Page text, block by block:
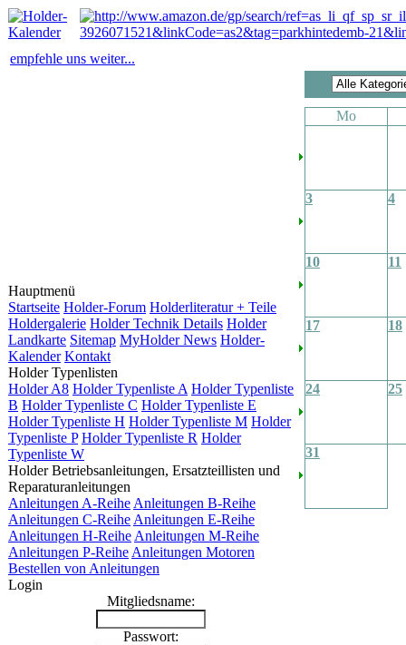
empfehle uns weiter...
Hauptmenü
Startseite Holder-Forum Holderliteratur + Teile
Holdergalerie Holder Technik Details Holder
Landkarte Sitemap MyHolder News Holder-
Kalender Kontakt
Holder Typenlisten
Holder A8 Holder Typenliste A Holder Typenliste
B Holder Typenliste C Holder Typenliste E
Holder Typenliste H Holder Typenliste M Holder
Typenliste P Holder Typenliste R Holder
Typenliste W
Holder Betriebsanleitungen, Ersatzteillisten und
Reparaturanleitungen
Anleitungen A-Reihe Anleitungen B-Reihe
Anleitungen C-Reihe Anleitungen E-Reihe
Anleitungen H-Reihe Anleitungen M-Reihe
Anleitungen P-Reihe Anleitungen Motoren
Bestellen von Anleitungen
Login
Mitgliedsname:
Passwort:
Mo
3 4
10 11
17 18
24 25
31